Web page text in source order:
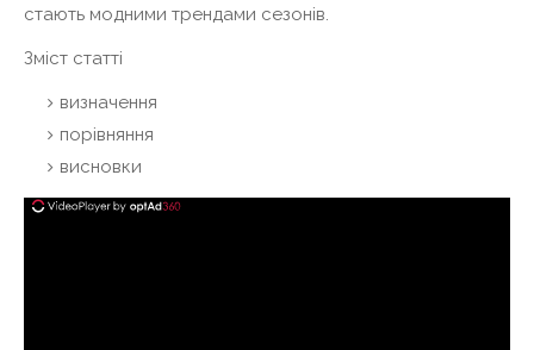
стають модними трендами сезонів.
Зміст статті
визначення
порівняння
висновки